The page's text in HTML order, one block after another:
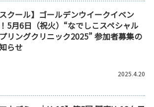
スクール】ゴールデンウイークイベン
5月6日（祝火）“なでしこスペシャル
リングクリニック2025” 参加者募集の
らせ
2025.4.20